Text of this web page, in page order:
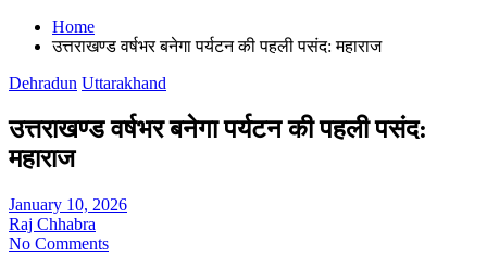
Home
उत्तराखण्ड वर्षभर बनेगा पर्यटन की पहली पसंद: महाराज
Dehradun Uttarakhand
उत्तराखण्ड वर्षभर बनेगा पर्यटन की पहली पसंद:
महाराज
January 10, 2026
Raj Chhabra
No Comments